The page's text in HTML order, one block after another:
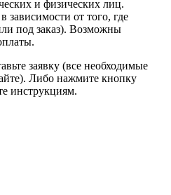
и физических лиц.
зависимости от того, где
под заказ). Возможны
заявку (все необходимые
Либо нажмите кнопку
инструкциям.